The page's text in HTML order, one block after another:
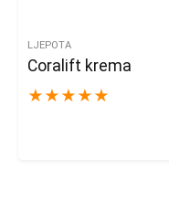
LJEPOTA
Coralift krema
★ ★ ★ ★ ★